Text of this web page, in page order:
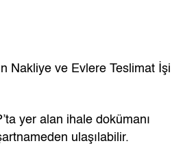
Nakliye ve Evlere Teslimat İşi
yer alan ihale dokümanı
ulaşılabilir.